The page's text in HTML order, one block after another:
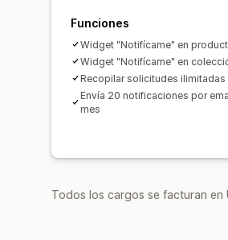
Funciones
Widget "Notifícame" en
Widget "Notifícame" en
Recopilar solicitudes ilimitadas
Envía 20 notificaciones por
mes
Todos los cargos se facturan en